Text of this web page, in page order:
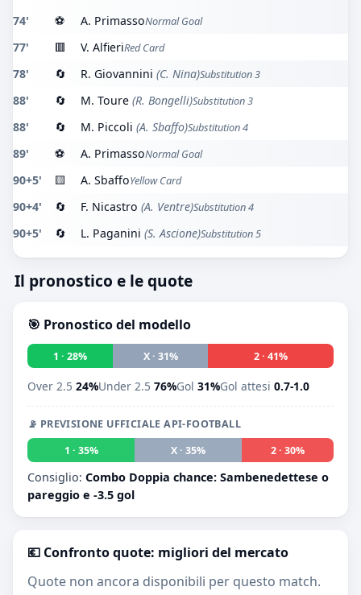
74' ⚽ A. PrimassoNormal Goal
77' 🟥 V. AlfieriRed Card
78' 🔄 R. Giovannini (C. Nina)Substitution 3
88' 🔄 M. Toure (R. Bongelli)Substitution 3
88' 🔄 M. Piccoli (A. Sbaffo)Substitution 4
89' ⚽ A. PrimassoNormal Goal
90+5' 🟨 A. SbaffoYellow Card
90+4' 🔄 F. Nicastro (A. Ventre)Substitution 4
90+5' 🔄 L. Paganini (S. Ascione)Substitution 5
Il pronostico e le quote
🎯 Pronostico del modello
1 · 28% X · 31% 2 · 41%
Over 2.5 24%Under 2.5 76%Gol 31%Gol attesi 0.7-1.0
📡 PREVISIONE UFFICIALE API-FOOTBALL
1 · 35%
X · 35% 2 · 30%
Consiglio: Combo Doppia chance: Sambenedettese o
pareggio e -3.5 gol
💶 Confronto quote: migliori del mercato
Quote non ancora disponibili per questo match.